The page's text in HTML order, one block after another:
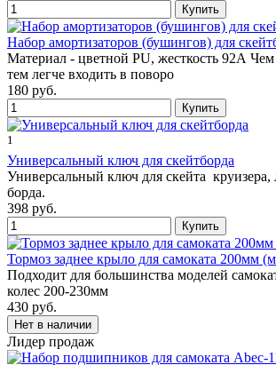
Набор амортизаторов (бушингов) для
Материал - цветной PU, жесткость 92А
тем легче входить в поворо
180 руб.
1
Универсальный ключ для скейтборда
Универсальный ключ для скейта
борда.
398 руб.
Тормоз заднее крыло для самоката 200мм
Подходит для большинства моделей
колес 200-230мм
430 руб.
Лидер продаж